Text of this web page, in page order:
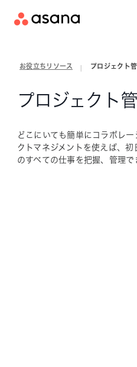
セールスチーム
お役立ちリソース プロジェクト
プロジェクト
どこにいても簡単にコラボレ
クトマネジメントを使えば、
のすべての仕事を把握、管理で